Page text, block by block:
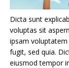
Dicta sunt
voluptas sit
ipsam
fugit, sed quia.
eiusmod tempor